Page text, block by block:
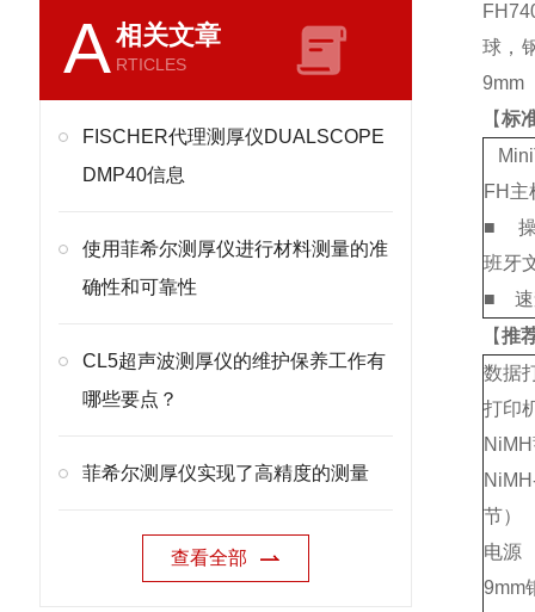
A相关文章
RTICLES
FISCHER代理测厚仪DUALSCOPE
DMP40信息
使用菲希尔测厚仪进行材料测量的准
确性和可靠性
CL5超声波测厚仪的维护保养工作有
哪些要点？
菲希尔测厚仪实现了高精度的测量
查看全部
球，
9mm
【标
FH主
■ 操
班牙
■ 速
【推
数据
打印
节）
电源
9mm